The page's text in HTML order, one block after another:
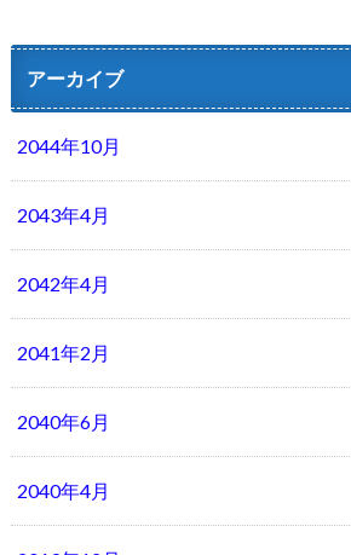
アーカイブ
2044年10月
2043年4月
2042年4月
2041年2月
2040年6月
2040年4月